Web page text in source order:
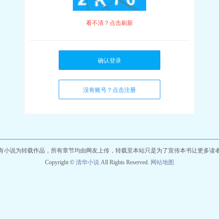
看不清？点击刷新
确认登录
没有账号？点击注册
小说为转载作品，所有章节均由网友上传，转载至本站只是为了宣传本书让更多读
Copyright © 清华小说 All Rights Reserved. 网站地图